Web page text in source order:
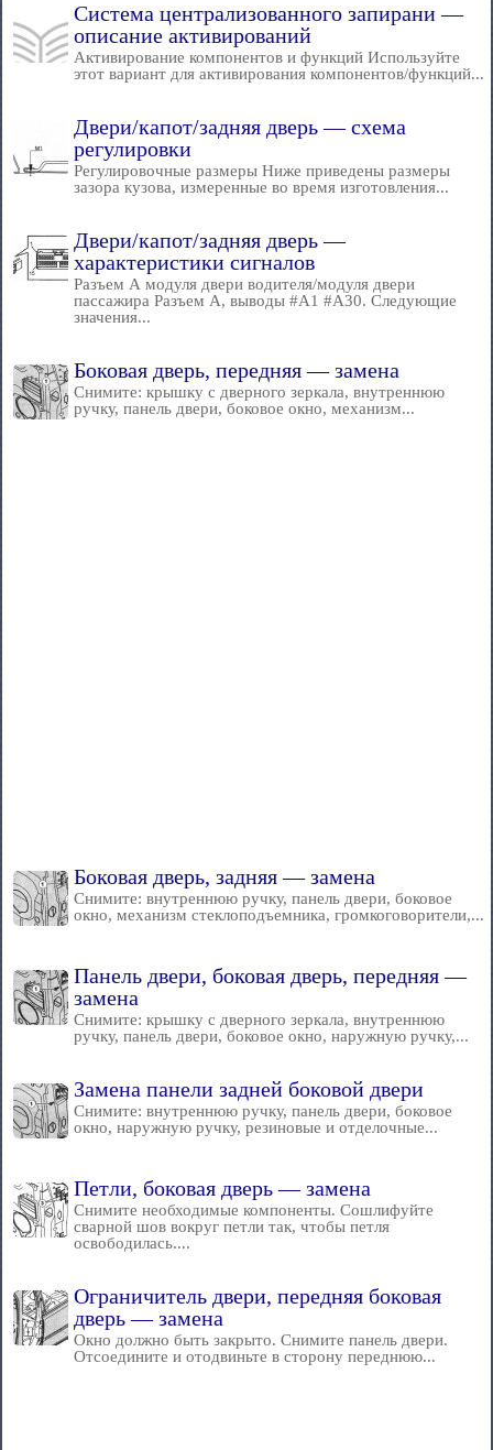
Система централизованного запирани —
описание активирований
Активирование компонентов и функций Используйте
этот вариант для активирования компонентов/функций...
Двери/капот/задняя дверь — схема
регулировки
Регулировочные размеры Ниже приведены размеры
зазора кузова, измеренные во время изготовления...
Двери/капот/задняя дверь —
характеристики сигналов
Разъем А модуля двери водителя/модуля двери
пассажира Разъем А, выводы #А1 #А30. Следующие
значения...
Боковая дверь, передняя — замена
Снимите: крышку с дверного зеркала, внутреннюю
ручку, панель двери, боковое окно, механизм...
Боковая дверь, задняя — замена
Снимите: внутреннюю ручку, панель двери, боковое
окно, механизм стеклоподъемника, громкоговорители,...
Панель двери, боковая дверь, передняя —
замена
Снимите: крышку с дверного зеркала, внутреннюю
ручку, панель двери, боковое окно, наружную ручку,...
Замена панели задней боковой двери
Снимите: внутреннюю ручку, панель двери, боковое
окно, наружную ручку, резиновые и отделочные...
Петли, боковая дверь — замена
Снимите необходимые компоненты. Сошлифуйте
сварной шов вокруг петли так, чтобы петля
освободилась....
Ограничитель двери, передняя боковая
дверь — замена
Окно должно быть закрыто. Снимите панель двери.
Отсоедините и отодвиньте в сторону переднюю...